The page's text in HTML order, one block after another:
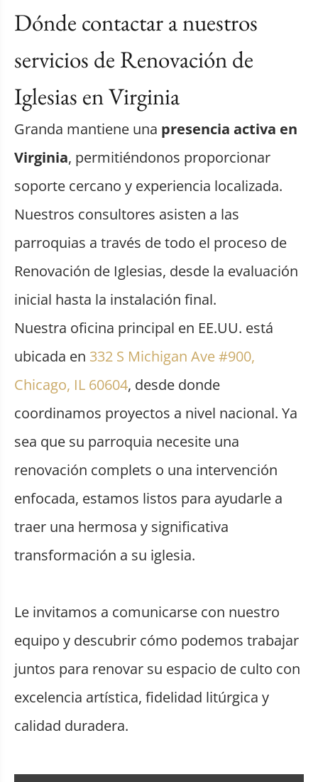
Dónde contactar a nuestros
servicios de Renovación de
Iglesias en Virginia
Granda mantiene una presencia activa en
Virginia, permitiéndonos proporcionar
soporte cercano y experiencia localizada.
Nuestros consultores asisten a las
parroquias a través de todo el proceso de
Renovación de Iglesias, desde la evaluación
inicial hasta la instalación final.
Nuestra oficina principal en EE.UU. está
ubicada en 332 S Michigan Ave #900,
Chicago, IL 60604, desde donde
coordinamos proyectos a nivel nacional. Ya
sea que su parroquia necesite una
renovación complets o una intervención
enfocada, estamos listos para ayudarle a
traer una hermosa y significativa
transformación a su iglesia.
Le invitamos a comunicarse con nuestro
equipo y descubrir cómo podemos trabajar
juntos para renovar su espacio de culto con
excelencia artística, fidelidad litúrgica y
calidad duradera.